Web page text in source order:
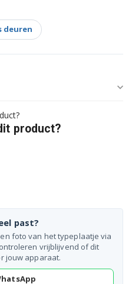
deuren
product?
past?
foto van het typeplaatje via
vrijblijvend of dit
jouw apparaat.